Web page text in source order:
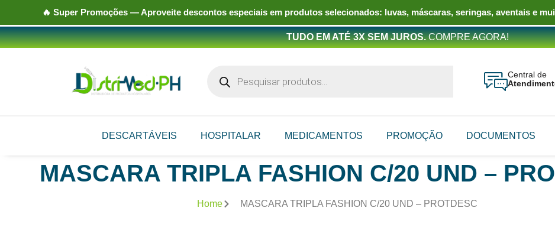
🔥 Super Promoções— Aproveite descontos especiais em produtos selecionados: luvas, máscaras, seringas, aventais e
TUDO EM ATÉ 3X SEM JUROS.COMPRE AGORA!
Central de
DESCARTÁVEIS HOSPITALAR MEDICAMENTOS PROMOÇÃO DOCUMENTOS
MASCARA TRIPLA FASHION C/20 UND –
Home MASCARA TRIPLA FASHION C/20 UND – PROTDESC